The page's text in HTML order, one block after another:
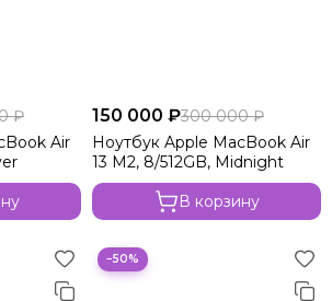
₽
Air
150 000 ₽300 000 ₽
Ноутбук Apple MacBook Air
13 M2, 8/512GB, Midnight
В корзину
−50%